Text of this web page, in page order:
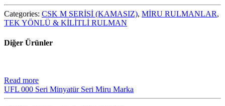
Categories: CSK M SERİSİ (KAMASIZ), MİRU RULMANLAR,
TEK YÖNLÜ & KİLİTLİ RULMAN
Diğer Ürünler
Read more
UFL 000 Seri Minyatür Seri Miru Marka